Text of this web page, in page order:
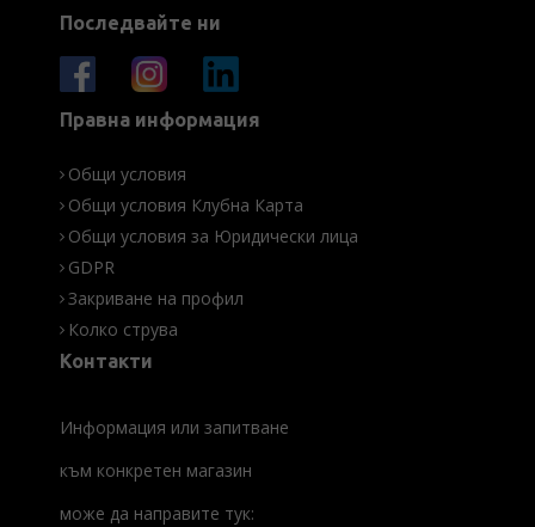
Последвайте ни
Правна информация
Общи условия
Общи условия Клубна Карта
Общи условия за Юридически лица
GDPR
Закриване на профил
Колко струва
Контакти
Информация или запитване
към конкретен магазин
може да направите тук: